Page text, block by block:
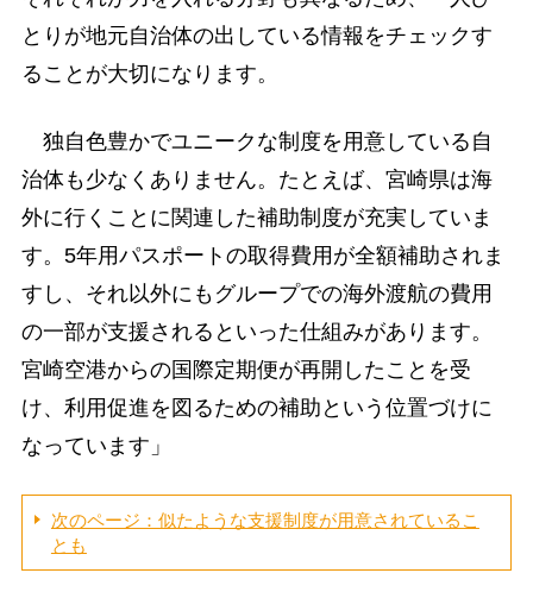
とりが地元自治体の出している情報をチェックす
ることが大切になります。
独自色豊かでユニークな制度を用意している自
治体も少なくありません。たとえば、宮崎県は海
外に行くことに関連した補助制度が充実していま
す。5年用パスポートの取得費用が全額補助されま
すし、それ以外にもグループでの海外渡航の費用
の一部が支援されるといった仕組みがあります。
宮崎空港からの国際定期便が再開したことを受
け、利用促進を図るための補助という位置づけに
なっています」
次のページ：似たような支援制度が用意されているこ
とも